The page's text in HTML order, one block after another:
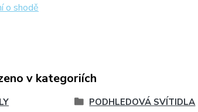
o shodě
v kategoriích
PODHLEDOVÁ SVÍTIDLA